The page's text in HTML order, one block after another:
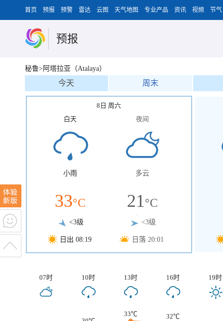
首页 预报 预警 雷达 云图 天气地图 专业产品 资讯 视频 节气
预报
秘鲁>阿塔拉亚（Atalaya）
今天 周末
8日 周六
白天
小雨
33°C
<3级
日出 08:19
夜间
多云
21°C
<3级
日落 20:01
07时 10时 13时 16时 19时
33℃ 32℃